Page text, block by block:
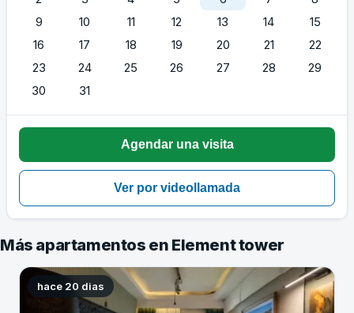
9
10 11 12 13 14
15
16
17 18 19 20 21
22
23
24 25 26 27 28
29
30
31
Más apartamentos en Element tower
hace 20 dias